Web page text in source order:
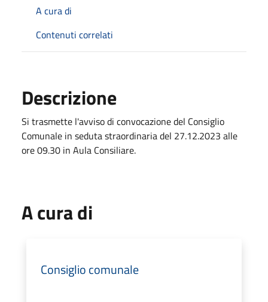
A cura di
Contenuti correlati
Descrizione
Si trasmette l'avviso di convocazione del Consiglio
Comunale in seduta straordinaria del 27.12.2023 alle
ore 09.30 in Aula Consiliare.
A cura di
Consiglio comunale